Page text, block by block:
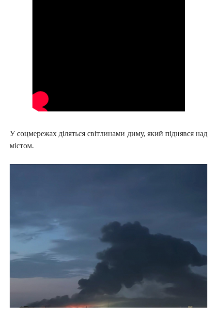
У соцмережах діляться світлинами диму, який піднявся над
містом.